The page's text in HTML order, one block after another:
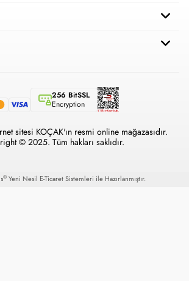
256 BitSSL
Encryption
sitesi KOÇAK'ın resmi online mağazasıdır.
© 2025. Tüm hakları saklıdır.
®Yeni Nesil E-Ticaret Sistemleri ile Hazırlanmıştır.